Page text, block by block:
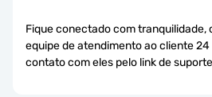
Fique conectado com tranquilidade,
equipe de atendimento ao cliente
contato com eles pelo link de